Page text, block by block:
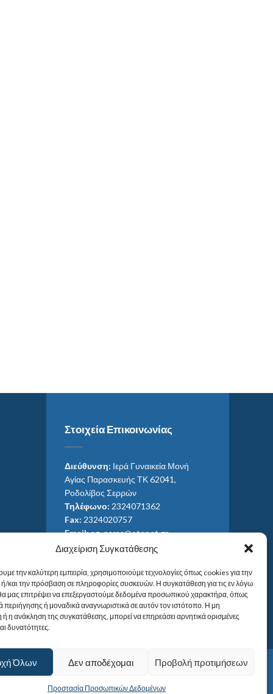
Διαχείριση Συγκατάθεσης
την καλύτερη εμπειρία, χρησιμοποιούμε τεχνολογίες όπως cookies για την
και την πρόσβαση σε πληροφορίες συσκευών. Η συγκατάθεση για τις εν λόγω
μας επιτρέψει να επεξεργαστούμε δεδομένα προσωπικού χαρακτήρα, όπως
ή μοναδικά αναγνωριστικά σε αυτόν τον ιστότοπο. Η μη
η ανάκληση της συγκατάθεσης, μπορεί να επηρεάσει αρνητικά ορισμένες
δυνατότητες.
Όλων Δεν αποδέχομαι Προβολή προτιμήσεων
Προστασία Προσωπικών Δεδομένων
Στοιχεία Επικοινωνίας
Διεύθυνση: Ιερά Γυναικεία Μονή
Αγίας Παρασκευής ΤΚ 62041,
Ροδολίβος Σερρών
Τηλέφωνο: 2324071362
Fax: 2324020757
Email:ag_paras@otenet.gr
Email:info@im-agparaskevis.gr
Από ανατολή έως και δύση του ηλίου.